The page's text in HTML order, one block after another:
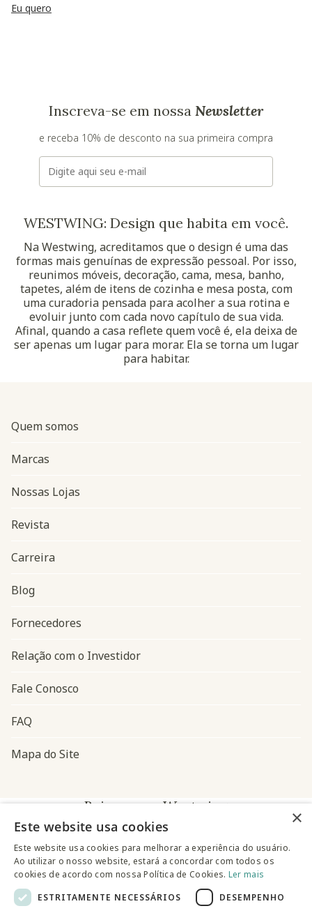
Eu quero
Inscreva-se em nossa Newsletter
e receba 10% de desconto na sua primeira compra
E-mail
WESTWING: Design que habita em você.
Na Westwing, acreditamos que o design é uma das
formas mais genuínas de expressão pessoal. Por isso,
reunimos móveis, decoração, cama, mesa, banho,
tapetes, além de itens de cozinha e mesa posta, com
uma curadoria pensada para acolher a sua rotina e
evoluir junto com cada novo capítulo de sua vida.
Afinal, quando a casa reflete quem você é, ela deixa de
ser apenas um lugar para morar. Ela se torna um lugar
para habitar.
Navegação do rodapé
Quem somos
Marcas
Nossas Lojas
Revista
Carreira
Blog
Fornecedores
Relação com o Investidor
Fale Conosco
FAQ
Mapa do Site
Baixe o app Westwing
×
Este website usa cookies
Este website usa cookies para melhorar a experiência do usuário.
Ao utilizar o nosso website, estará a concordar com todos os
cookies de acordo com nossa Política de Cookies. Ler mais
ESTRITAMENTE NECESSÁRIOS
DESEMPENHO